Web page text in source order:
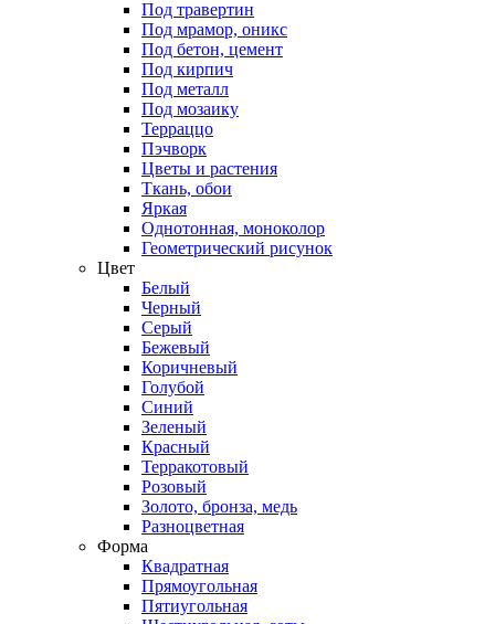
Под травертин
Под мрамор, оникс
Под бетон, цемент
Под кирпич
Под металл
Под мозаику
Терраццо
Пэчворк
Цветы и растения
Ткань, обои
Яркая
Однотонная, моноколор
Геометрический рисунок
Цвет
Белый
Черный
Серый
Бежевый
Коричневый
Голубой
Синий
Зеленый
Красный
Терракотовый
Розовый
Золото, бронза, медь
Разноцветная
Форма
Квадратная
Прямоугольная
Пятиугольная